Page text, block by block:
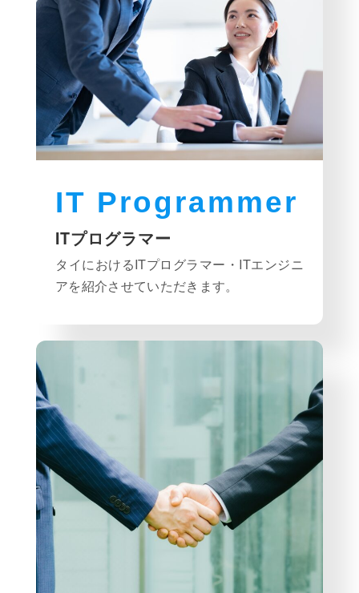
IT Programmer
ITプログラマー
タイにおけるITプログラマー・ITエンジニ
アを紹介させていただきます。